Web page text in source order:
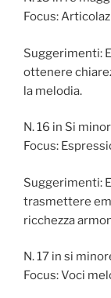
Focus:
Suggerimenti:
ottenere
la melodia.
N. 16 in Si
Focus:
Suggerimenti:
trasmettere
ricchezza
N. 17 in si
Focus: Voci